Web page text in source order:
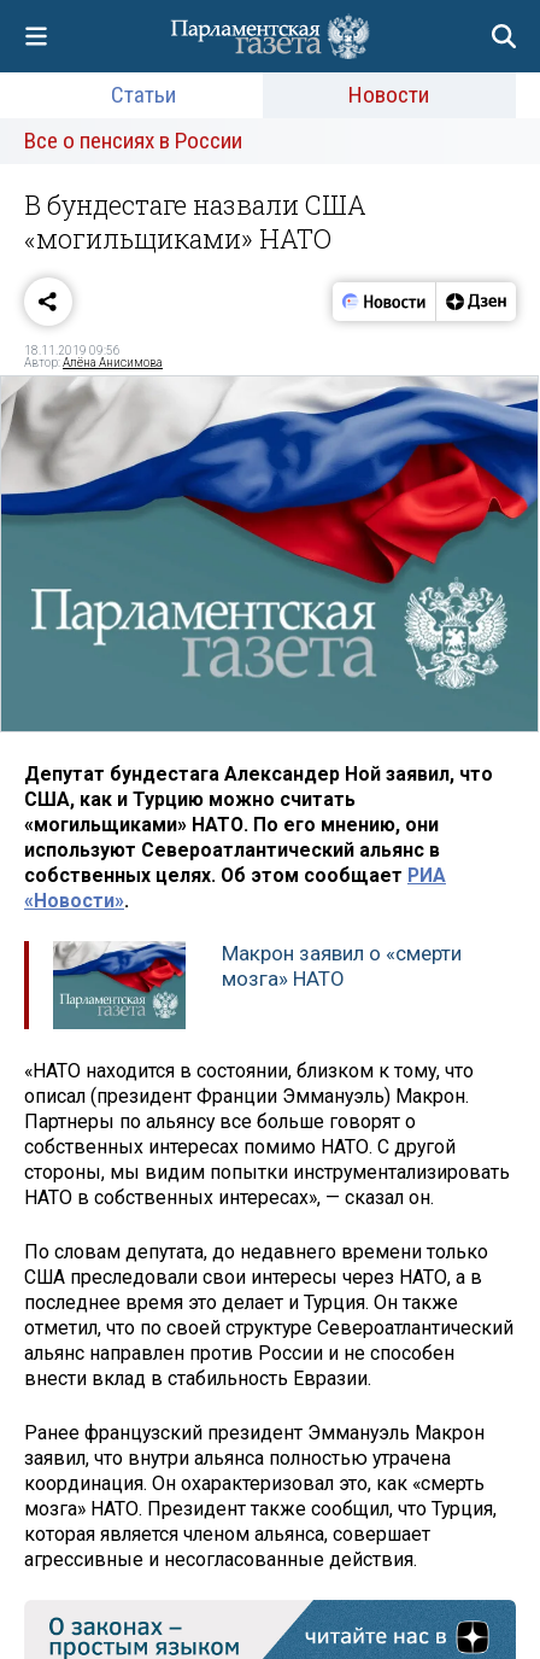
Статьи
Новости
Все о пенсиях в России
В бундестаге назвали США
«могильщиками» НАТО
18.11.2019 09:56
Автор:Алёна Анисимова
Депутат бундестага Александер Ной заявил, что
США, как и Турцию можно считать
«могильщиками» НАТО. По его мнению, они
используют Североатлантический альянс в
собственных целях. Об этом сообщает РИА
«Новости».
Макрон заявил о «смерти
мозга» НАТО
«НАТО находится в состоянии, близком к тому, что
описал (президент Франции Эммануэль) Макрон.
Партнеры по альянсу все больше говорят о
собственных интересах помимо НАТО. С другой
стороны, мы видим попытки инструментализировать
НАТО в собственных интересах», — сказал он.
По словам депутата, до недавнего времени только
США преследовали свои интересы через НАТО, а в
последнее время это делает и Турция. Он также
отметил, что по своей структуре Североатлантический
альянс направлен против России и не способен
внести вклад в стабильность Евразии.
Ранее французский президент Эммануэль Макрон
заявил, что внутри альянса полностью утрачена
координация. Он охарактеризовал это, как «смерть
мозга» НАТО. Президент также сообщил, что Турция,
которая является членом альянса, совершает
агрессивные и несогласованные действия.